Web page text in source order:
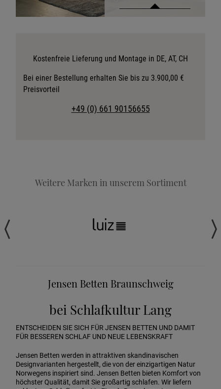
Stoffkollektion anfordern
Telefonische Beratung anfordern
Beratungstermin vereinbaren
Kostenfreie Lieferung und Montage in DE, AT, CH
Bei einer Bestellung erhalten Sie bis zu 3.900,00 €
Preisvorteil
+49 (0) 661 90156655
Weitere Marken in unserem Sortiment
Jensen Betten Braunschweig
bei Schlafkultur Lang
ENTSCHEIDEN SIE SICH FÜR JENSEN BETTEN UND DAMIT
FÜR BESSEREN SCHLAF UND NEUE LEBENSKRAFT
Jensen Betten werden in attraktiven skandinavischen
Designvarianten hergestellt, die von der einzigartigen Natur
Norwegens inspiriert sind. Jensen Betten bieten Komfort von
höchster Qualität, damit Sie großartig schlafen. Wir liefern